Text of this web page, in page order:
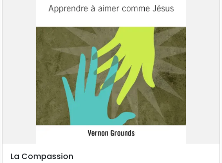
La Compassion